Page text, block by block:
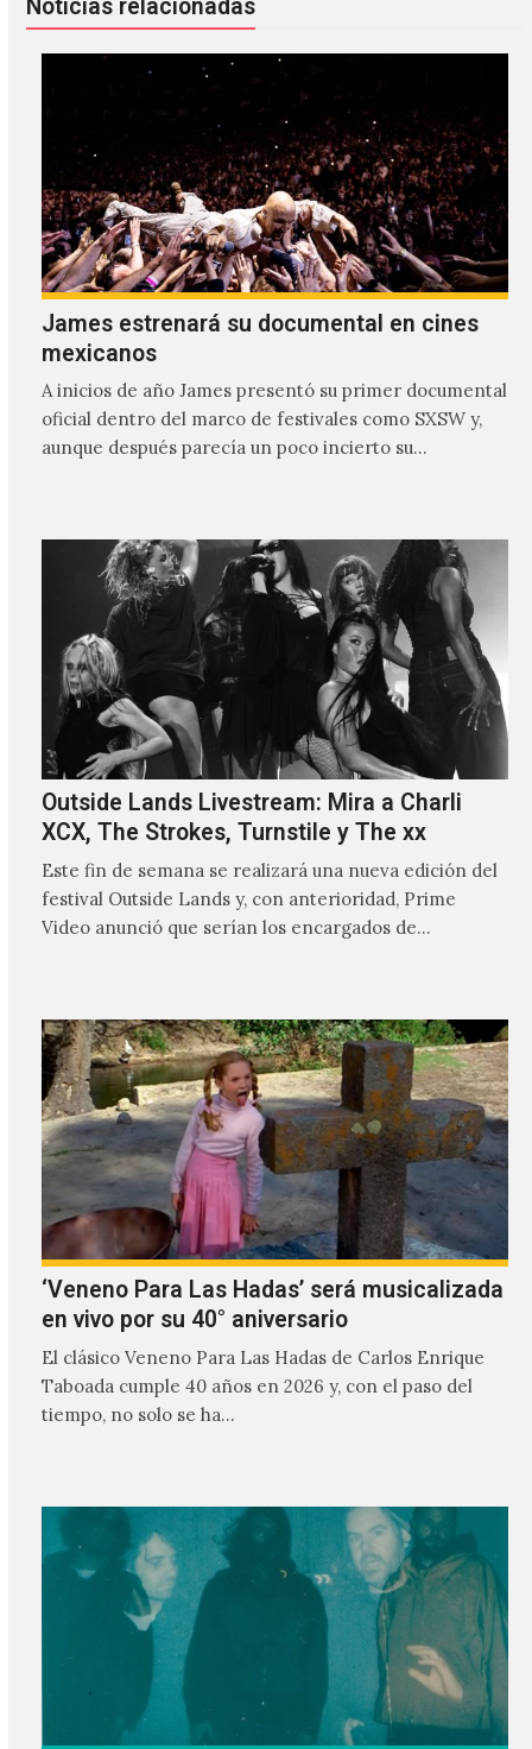
Noticias relacionadas
James estrenará su documental en cines
mexicanos
A inicios de año James presentó su primer documental
oficial dentro del marco de festivales como SXSW y,
aunque después parecía un poco incierto su…
Outside Lands Livestream: Mira a Charli
XCX, The Strokes, Turnstile y The xx
Este fin de semana se realizará una nueva edición del
festival Outside Lands y, con anterioridad, Prime
Video anunció que serían los encargados de
‘Veneno Para Las Hadas’ será musicalizada
en vivo por su 40° aniversario
El clásico Veneno Para Las Hadas de Carlos Enrique
Taboada cumple 40 años en 2026 y, con el paso del
tiempo, no solo se ha…